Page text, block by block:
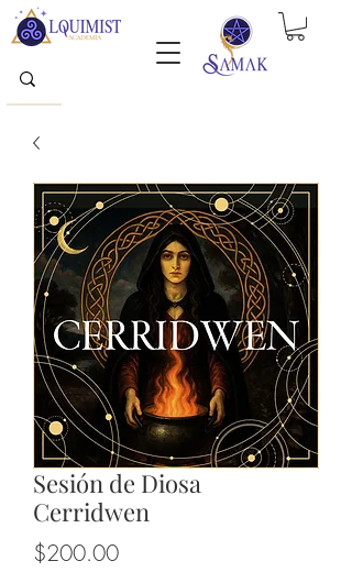
Sesión de Diosa
Cerridwen
$200.00Precio